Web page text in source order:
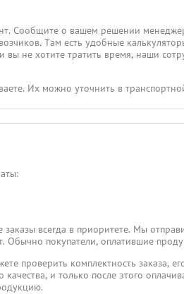
Сообщите о вашем решении
Там есть удобные
вы не хотите тратить время, наши
Их можно уточнить в
всегда в приоритете. Мы
Обычно покупатели, оплатившие
проверить комплектность заказа,
и только после этого